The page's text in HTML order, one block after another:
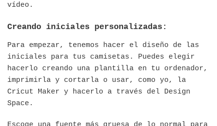
vídeo.
Creando iniciales personalizadas:
Para empezar, tenemos hacer el diseño de las
iniciales para tus camisetas. Puedes elegir
hacerlo creando una plantilla en tu ordenador,
imprimirla y cortarla o usar, como yo, la
Cricut Maker y hacerlo a través del Design
Space.